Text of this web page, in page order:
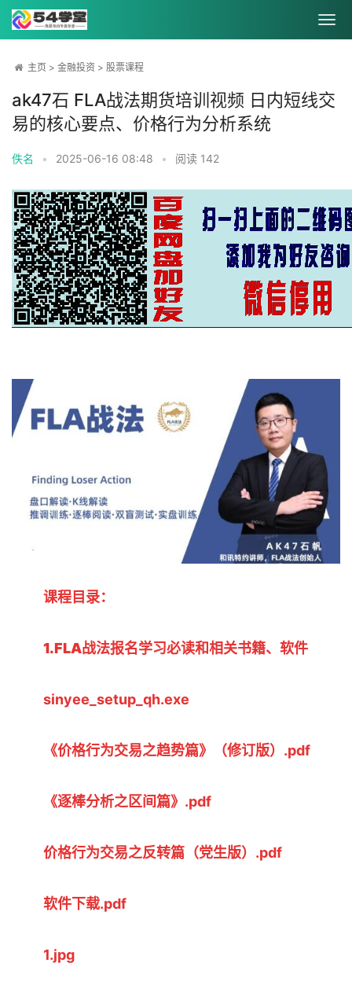
主页 > 金融投资 > 股票课程
ak47石 FLA战法期货培训视频 日内短线交
易的核心要点、价格行为分析系统
佚名 • 2025-06-16 08:48 • 阅读 142
课程目录：
1.FLA战法报名学习必读和相关书籍、软件
sinyee_setup_qh.exe
《价格行为交易之趋势篇》（修订版）.pdf
《逐棒分析之区间篇》.pdf
价格行为交易之反转篇（党生版）.pdf
软件下载.pdf
1.jpg